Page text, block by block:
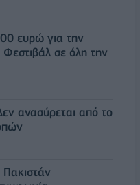
ευρώ για την
σε όλη την
ανασύρεται από το
Πακιστάν